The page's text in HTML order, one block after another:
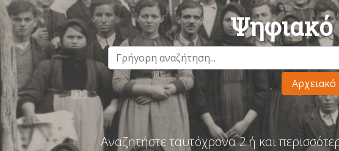
Ψηφιακό
Αναζητήστε ταυτόχρονα 2 ή και